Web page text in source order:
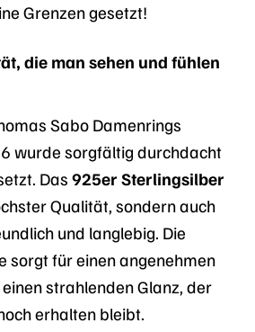
Grenzen gesetzt!
die man sehen und fühlen
Sabo Damenrings
wurde sorgfältig durchdacht
Das 925er Sterlingsilber
Qualität, sondern auch
und langlebig. Die
sorgt für einen angenehmen
strahlenden Glanz, der
erhalten bleibt.